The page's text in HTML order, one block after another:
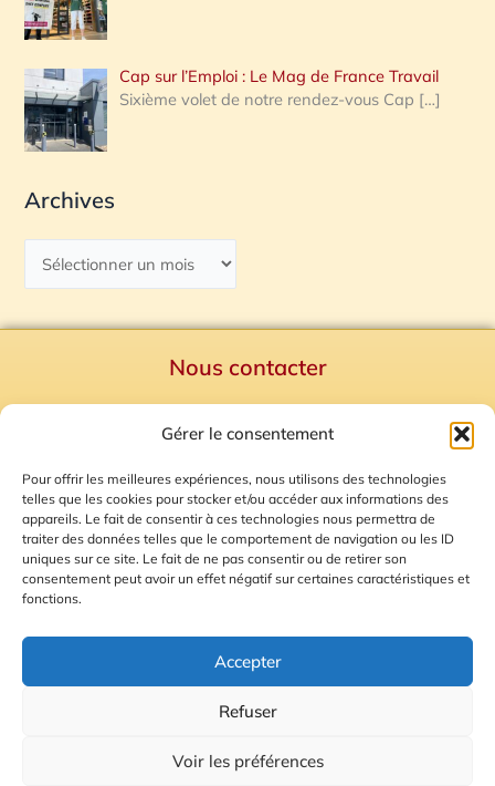
Gérer le consentement
Pour offrir les meilleures expériences, nous utilisons des technologies
telles que les cookies pour stocker et/ou accéder aux informations des
appareils. Le fait de consentir à ces technologies nous permettra de
traiter des données telles que le comportement de navigation ou les ID
uniques sur ce site. Le fait de ne pas consentir ou de retirer son
consentement peut avoir un effet négatif sur certaines caractéristiques et
fonctions.
Accepter
Refuser
Voir les préférences
Cap sur l’Emploi : Le Mag de France Travail
Sixième volet de notre rendez-vous Cap […]
Archives
Nous contacter
Mentions Légales
Plan du site
Gestion des Cookies
© 2026 Radio Calade